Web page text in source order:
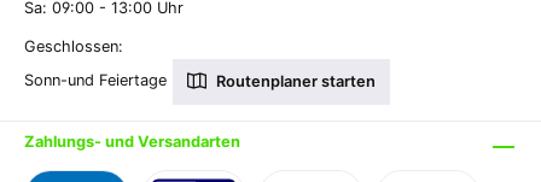
Sa: 09:00 - 13:00 Uhr
Geschlossen:
Sonn-und Feiertage
Routenplaner starten
Zahlungs- und Versandarten